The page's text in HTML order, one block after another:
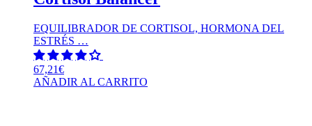
EQUILIBRADOR DE CORTISOL, HORMONA DEL
ESTRÉS …
67,21€
AÑADIR AL CARRITO